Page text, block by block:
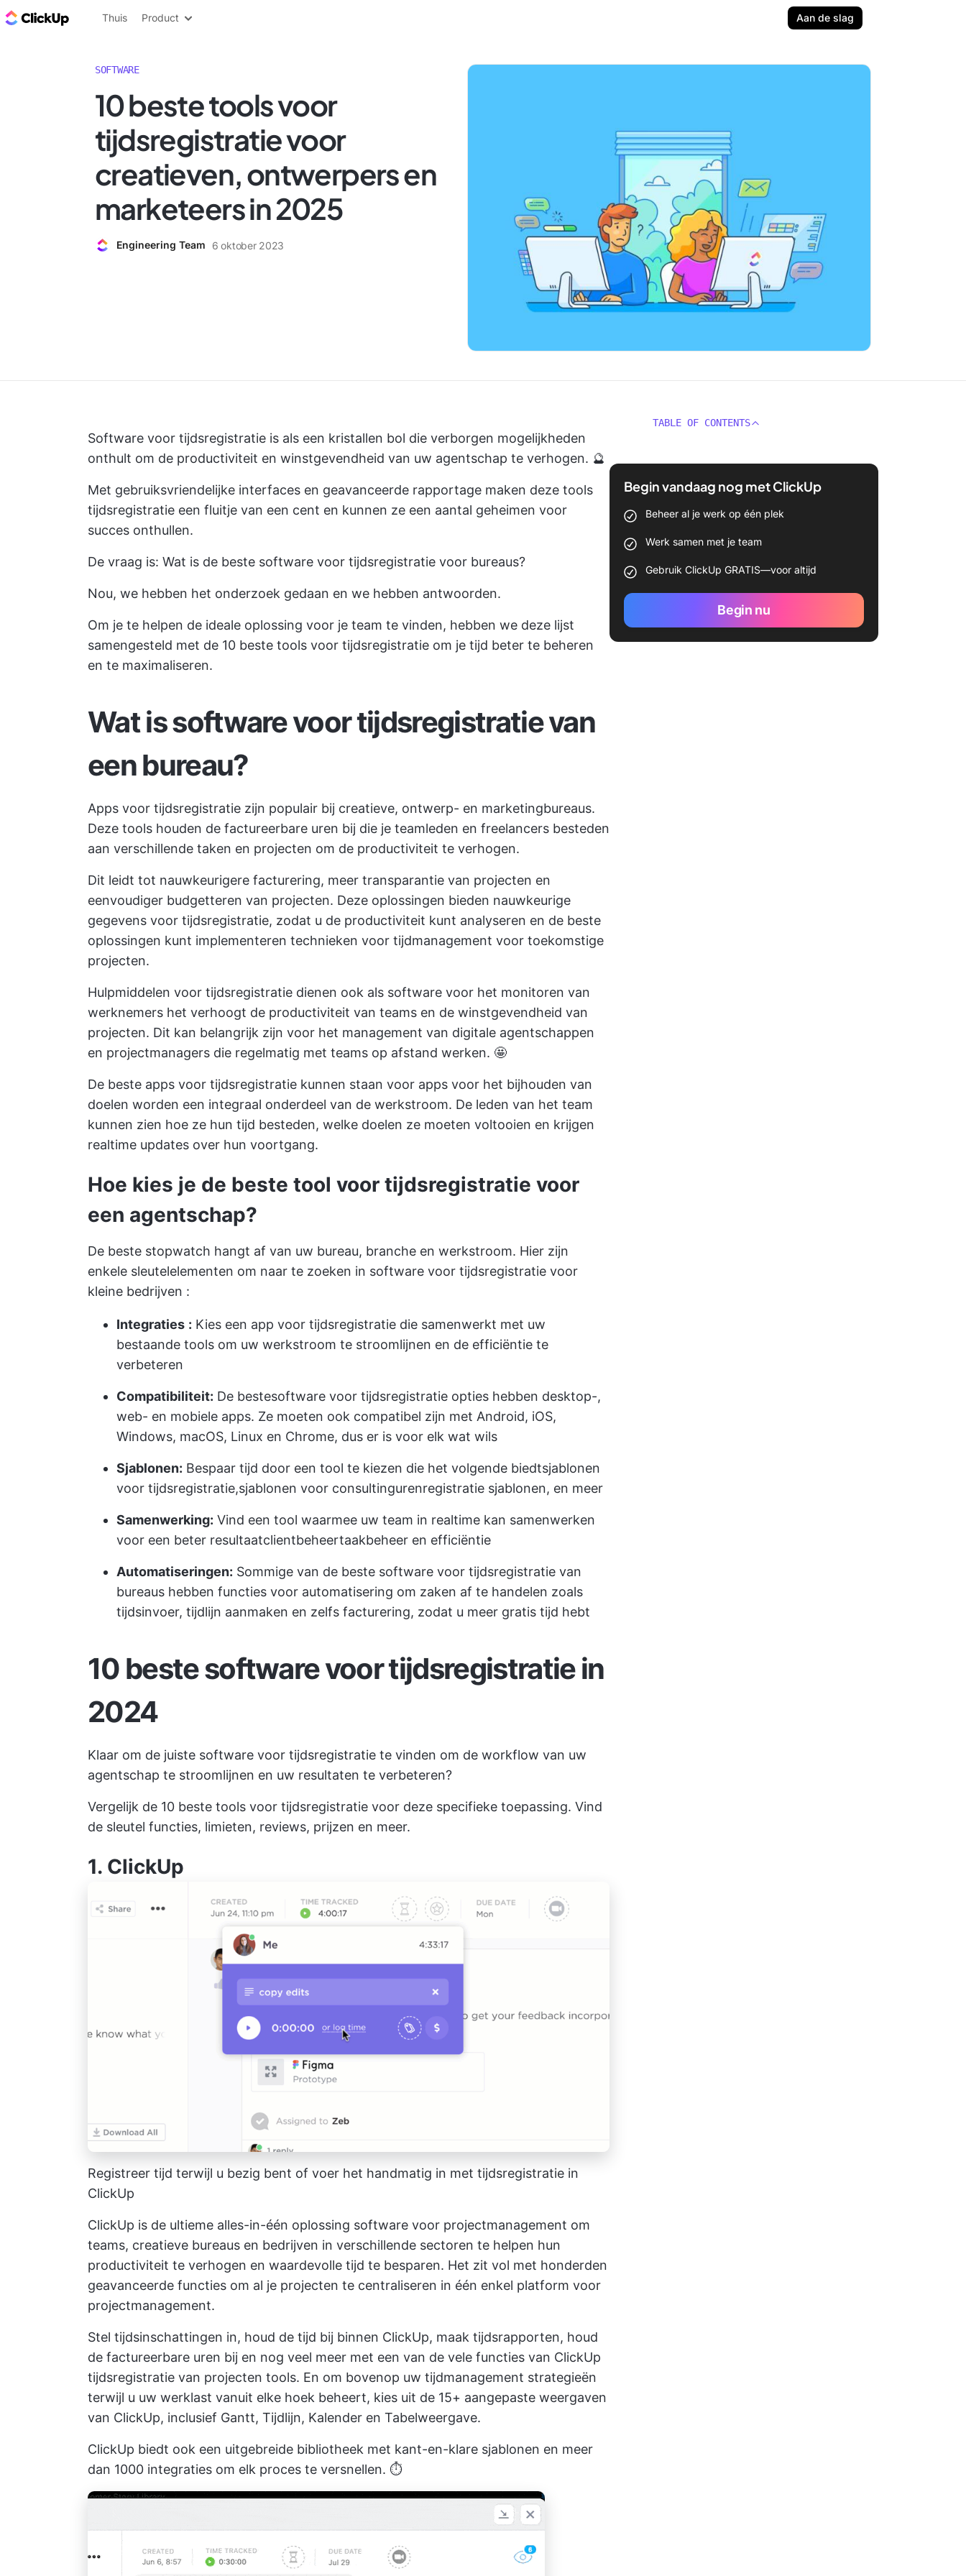
ClickUp Blog
Thuis Product Aan de slag
SOFTWARE
10 beste tools voor
tijdsregistratie voor
creatieven, ontwerpers en
marketeers in 2025
Engineering Team 6 oktober 2023
Software voor tijdsregistratie is als een kristallen bol die verborgen mogelijkheden
onthult om de productiviteit en winstgevendheid van uw agentschap te verhogen. 🔮
Met gebruiksvriendelijke interfaces en geavanceerde rapportage maken deze tools
tijdsregistratie een fluitje van een cent en kunnen ze een aantal geheimen voor
succes onthullen.
De vraag is: Wat is de beste software voor tijdsregistratie voor bureaus?
Nou, we hebben het onderzoek gedaan en we hebben antwoorden.
Om je te helpen de ideale oplossing voor je team te vinden, hebben we deze lijst
samengesteld met de 10 beste tools voor tijdsregistratie om je tijd beter te beheren
en te maximaliseren.
Wat is software voor tijdsregistratie van
een bureau?
Apps voor tijdsregistratie zijn populair bij creatieve, ontwerp- en marketingbureaus.
Deze tools houden de factureerbare uren bij die je teamleden en freelancers besteden
aan verschillende taken en projecten om de productiviteit te verhogen.
Dit leidt tot nauwkeurigere facturering, meer transparantie van projecten en
eenvoudiger budgetteren van projecten. Deze oplossingen bieden nauwkeurige
gegevens voor tijdsregistratie, zodat u de productiviteit kunt analyseren en de beste
oplossingen kunt implementeren technieken voor tijdmanagement voor toekomstige
projecten.
Hulpmiddelen voor tijdsregistratie dienen ook als software voor het monitoren van
werknemers het verhoogt de productiviteit van teams en de winstgevendheid van
projecten. Dit kan belangrijk zijn voor het management van digitale agentschappen
en projectmanagers die regelmatig met teams op afstand werken. 🤩
De beste apps voor tijdsregistratie kunnen staan voor apps voor het bijhouden van
doelen worden een integraal onderdeel van de werkstroom. De leden van het team
kunnen zien hoe ze hun tijd besteden, welke doelen ze moeten voltooien en krijgen
realtime updates over hun voortgang.
Hoe kies je de beste tool voor tijdsregistratie voor
een agentschap?
De beste stopwatch hangt af van uw bureau, branche en werkstroom. Hier zijn
enkele sleutelelementen om naar te zoeken in software voor tijdsregistratie voor
kleine bedrijven :
Integraties : Kies een app voor tijdsregistratie die samenwerkt met uw
bestaande tools om uw werkstroom te stroomlijnen en de efficiëntie te
verbeteren
Compatibiliteit: De bestesoftware voor tijdsregistratie opties hebben desktop-,
web- en mobiele apps. Ze moeten ook compatibel zijn met Android, iOS,
Windows, macOS, Linux en Chrome, dus er is voor elk wat wils
Sjablonen: Bespaar tijd door een tool te kiezen die het volgende biedtsjablonen
voor tijdsregistratie,sjablonen voor consultingurenregistratie sjablonen, en meer
Samenwerking: Vind een tool waarmee uw team in realtime kan samenwerken
voor een beter resultaatclientbeheertaakbeheer en efficiëntie
Automatiseringen: Sommige van de beste software voor tijdsregistratie van
bureaus hebben functies voor automatisering om zaken af te handelen zoals
tijdsinvoer, tijdlijn aanmaken en zelfs facturering, zodat u meer gratis tijd hebt
10 beste software voor tijdsregistratie in
2024
Klaar om de juiste software voor tijdsregistratie te vinden om de workflow van uw
agentschap te stroomlijnen en uw resultaten te verbeteren?
Vergelijk de 10 beste tools voor tijdsregistratie voor deze specifieke toepassing. Vind
de sleutel functies, limieten, reviews, prijzen en meer.
1. ClickUp
Registreer tijd terwijl u bezig bent of voer het handmatig in met tijdsregistratie in
ClickUp
ClickUp is de ultieme alles-in-één oplossing software voor projectmanagement om
teams, creatieve bureaus en bedrijven in verschillende sectoren te helpen hun
productiviteit te verhogen en waardevolle tijd te besparen. Het zit vol met honderden
geavanceerde functies om al je projecten te centraliseren in één enkel platform voor
projectmanagement.
Stel tijdsinschattingen in, houd de tijd bij binnen ClickUp, maak tijdsrapporten, houd
de factureerbare uren bij en nog veel meer met een van de vele functies van ClickUp
tijdsregistratie van projecten tools. En om bovenop uw tijdmanagement strategieën
terwijl u uw werklast vanuit elke hoek beheert, kies uit de 15+ aangepaste weergaven
van ClickUp, inclusief Gantt, Tijdlijn, Kalender en Tabelweergave.
ClickUp biedt ook een uitgebreide bibliotheek met kant-en-klare sjablonen en meer
dan 1000 integraties om elk proces te versnellen. ⏱️
TABLE OF CONTENTS
Begin vandaag nog met ClickUp
Beheer al je werk op één plek
Werk samen met je team
Gebruik ClickUp GRATIS—voor altijd
Begin nu